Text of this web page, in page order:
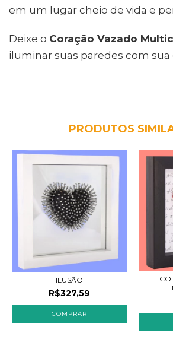
em um lugar cheio de vida e
Deixe o Coração Vazado
iluminar suas paredes com sua
PRODUTOS
ILUSÃO
R$327,59